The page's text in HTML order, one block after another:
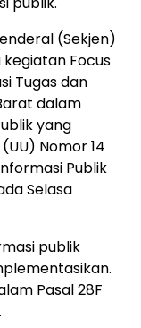
(Sekjen)
Focus
Tugas dan
dalam
yang
Nomor 14
Publik
Selasa
publik
Pasal 28F